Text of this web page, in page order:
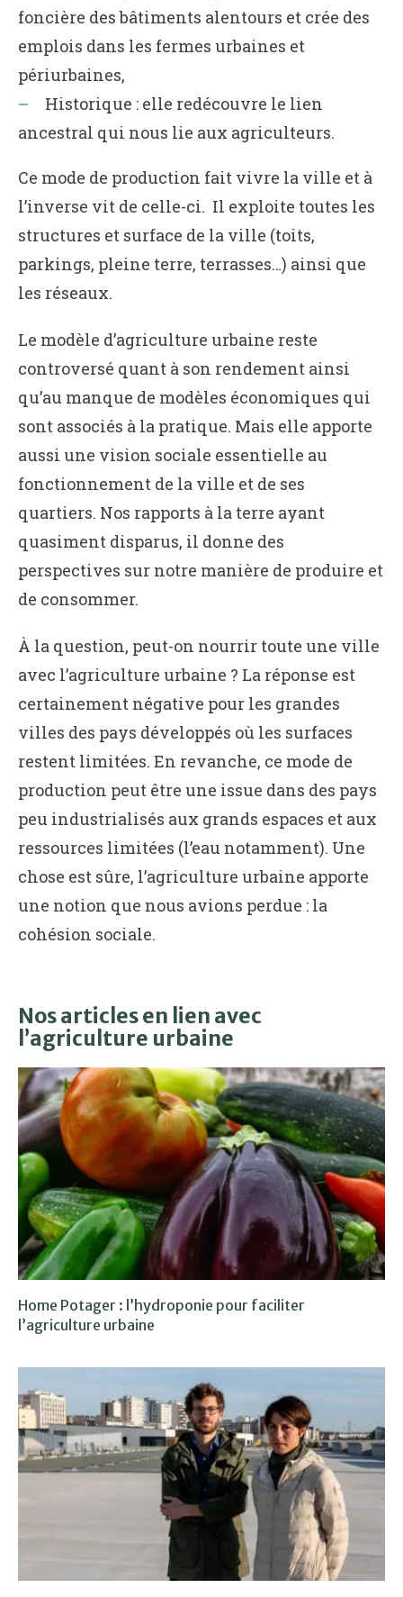
foncière des bâtiments alentours et crée des
emplois dans les fermes urbaines et
périurbaines,
Historique : elle redécouvre le lien
ancestral qui nous lie aux agriculteurs.
Ce mode de production fait vivre la ville et à
l’inverse vit de celle-ci. Il exploite toutes les
structures et surface de la ville (toits,
parkings, pleine terre, terrasses…) ainsi que
les réseaux.
Le modèle d’agriculture urbaine reste
controversé quant à son rendement ainsi
qu’au manque de modèles économiques qui
sont associés à la pratique. Mais elle apporte
aussi une vision sociale essentielle au
fonctionnement de la ville et de ses
quartiers. Nos rapports à la terre ayant
quasiment disparus, il donne des
perspectives sur notre manière de produire et
de consommer.
À la question, peut-on nourrir toute une ville
avec l’agriculture urbaine ? La réponse est
certainement négative pour les grandes
villes des pays développés où les surfaces
restent limitées. En revanche, ce mode de
production peut être une issue dans des pays
peu industrialisés aux grands espaces et aux
ressources limitées (l’eau notamment). Une
chose est sûre, l’agriculture urbaine apporte
une notion que nous avions perdue : la
cohésion sociale.
Nos articles en lien avec
l’agriculture urbaine
Home Potager : l’hydroponie pour faciliter
l’agriculture urbaine